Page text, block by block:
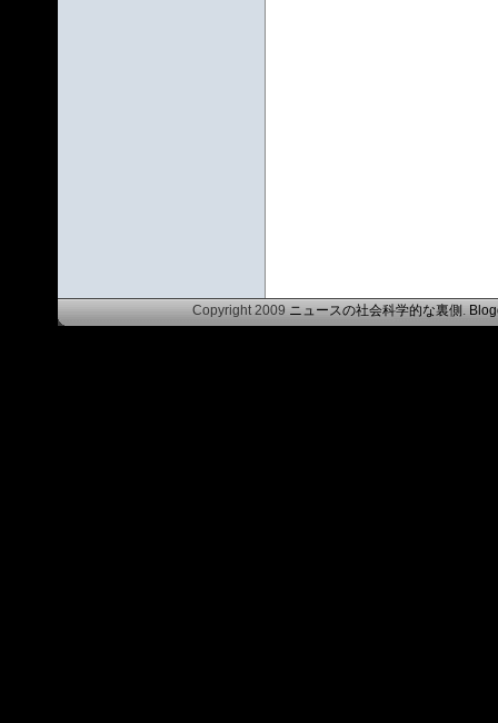
Copyright 2009 ニュースの社会科学的な裏側.